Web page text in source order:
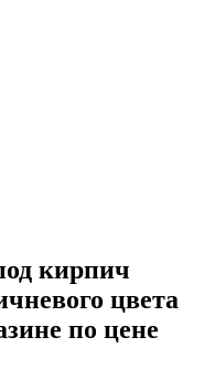
кирпич
цвета
по цене